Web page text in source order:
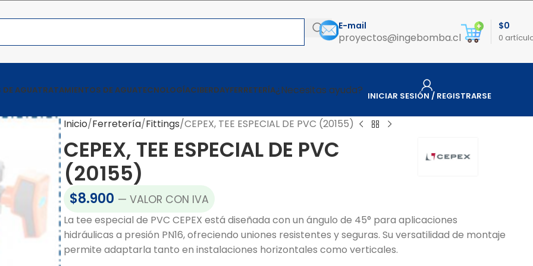
E-mail
proyectos@ingebomba.cl 0
$0
DE AGUATRATAMIENTOS DE AGUATECNOLOGÍACIBERDAYFERRETERÍA¿Necesitas ayuda? INICIAR SESIÓN / REGISTRARSE
Inicio Ferretería Fittings CEPEX, TEE ESPECIAL DE PVC (20155)
CEPEX, TEE ESPECIAL DE PVC
(20155)
$8.900 — VALOR CON IVA
La tee especial de PVC CEPEX está diseñada con un ángulo de 45° para aplicaciones
hidráulicas a presión PN16, ofreciendo uniones resistentes y seguras. Su versatilidad de montaje
permite adaptarla tanto en instalaciones horizontales como verticales.